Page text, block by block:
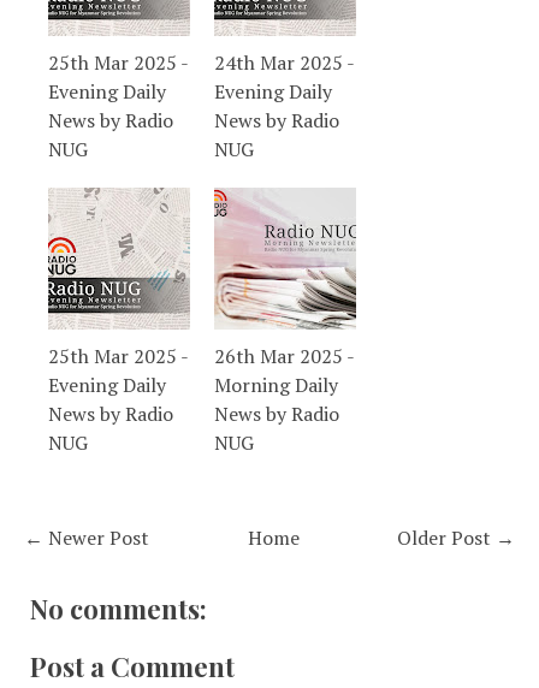
25th Mar 2025 -
Evening Daily
News by Radio
NUG
24th Mar 2025 -
Evening Daily
News by Radio
NUG
25th Mar 2025 -
Evening Daily
News by Radio
NUG
26th Mar 2025 -
Morning Daily
News by Radio
NUG
← Newer Post Older Post →
Home
No comments:
Post a Comment